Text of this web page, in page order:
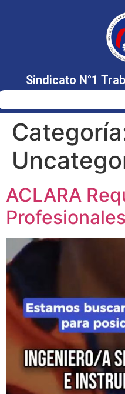
Sindicato N°1
ACLARA
Profesionales